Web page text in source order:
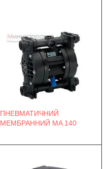
ПНЕВМАТИЧНИЙ
МЕМБРАННИЙ MA 140